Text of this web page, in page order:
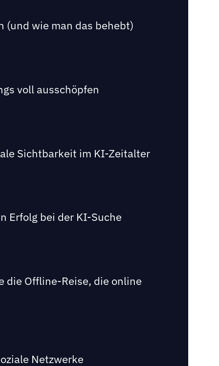
(und wie man das behebt)
voll ausschöpfen
Sichtbarkeit im KI-Zeitalter
Erfolg bei der KI-Suche
die Offline-Reise, die online
Netzwerke